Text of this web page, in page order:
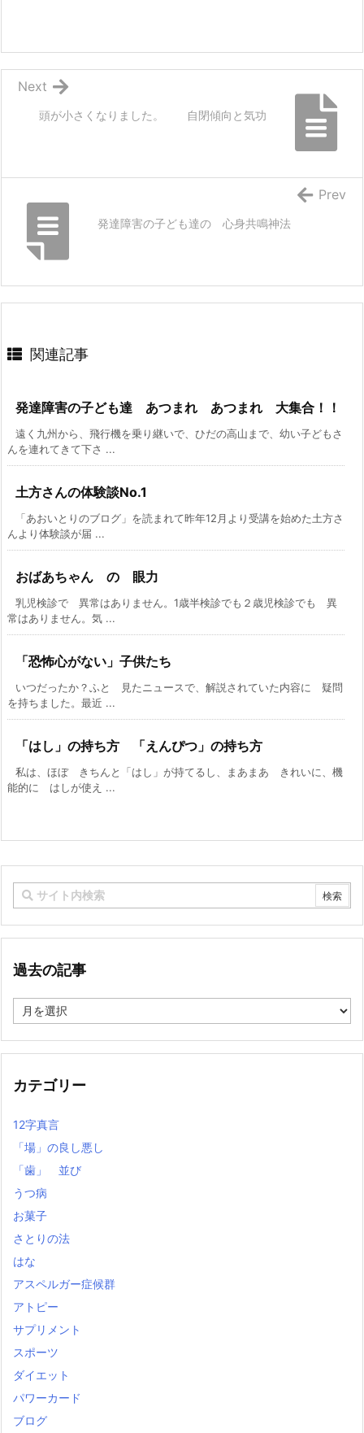
頭が小さくなりました。 自閉傾向と気功
Next
発達障害の子ども達の 心身共鳴神法
Prev
関連記事
発達障害の子ども達 あつまれ あつまれ 大集合！！
遠く九州から、飛行機を乗り継いで、ひだの高山まで、幼い子どもさ
んを連れてきて下さ ...
土方さんの体験談No.1
「あおいとりのブログ」を読まれて昨年12月より受講を始めた土方さ
んより体験談が届 ...
おばあちゃん の 眼力
乳児検診で 異常はありません。1歳半検診でも２歳児検診でも 異
常はありません。気 ...
「恐怖心がない」子供たち
いつだったか？ふと 見たニュースで、解説されていた内容に 疑問
を持ちました。最近 ...
「はし」の持ち方 「えんぴつ」の持ち方
私は、ほぼ きちんと「はし」が持てるし、まあまあ きれいに、機
能的に はしが使え ...
過去の記事
去
記
カテゴリー
12字真言
「場」の良し悪し
「歯」 並び
うつ病
お菓子
さとりの法
はな
アスペルガー症候群
アトピー
サプリメント
スポーツ
ダイエット
パワーカード
ブログ